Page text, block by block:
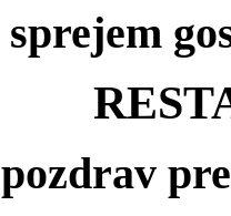
sprejem
pozdrav